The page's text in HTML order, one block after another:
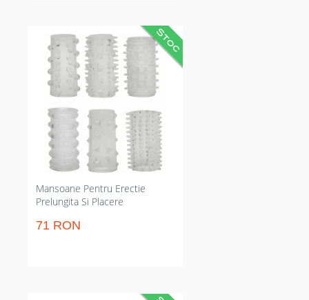
Mansoane Pentru Erectie
Prelungita Si Placere
71 RON
Set 6 manșoane pentru penis,
texturate pentru stârnire și
prelungire a erecției. Prelungește
erecția și oferă texturi diferite
pentru stimulare feminină.
Potrivite pentru indiferent ce
dimensiune datorită materialului
elastic TPE și diametrului
adaptabil între 1,5–5 cm, ideale
pentru sesiuni variate și intense.